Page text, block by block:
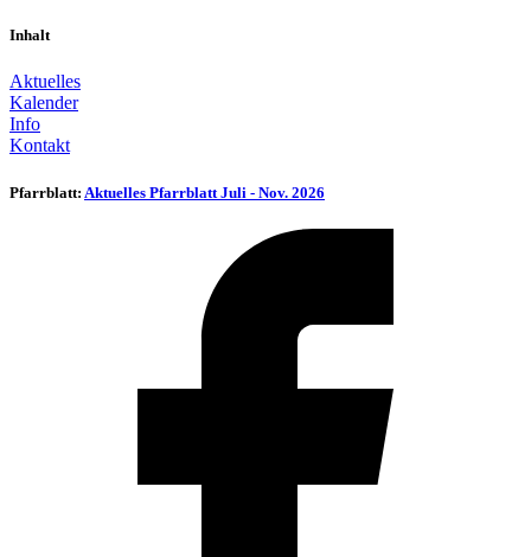
Inhalt
Aktuelles
Kalender
Info
Kontakt
Pfarrblatt: Aktuelles Pfarrblatt Juli - Nov. 2026